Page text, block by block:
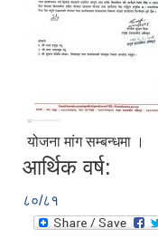
योजना मांग सम्बन्धमा ।
आर्थिक वर्ष:
८०/८१